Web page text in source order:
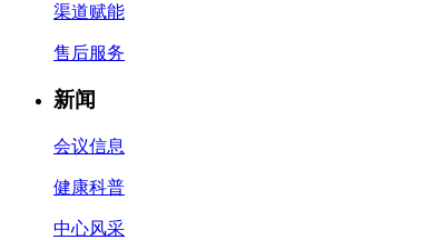
渠道赋能
售后服务
新闻
会议信息
健康科普
中心风采